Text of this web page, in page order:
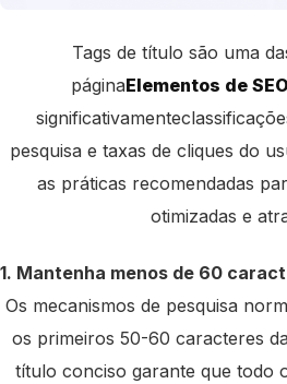
Tags de título são uma
páginaElementos de SEO
significativamente
pesquisa e taxas de cliques do
as práticas recomendadas
otimizadas e
1. Mantenha menos de 60
Os mecanismos de pesquisa
os primeiros 50-60 caracteres
título conciso garante que todo